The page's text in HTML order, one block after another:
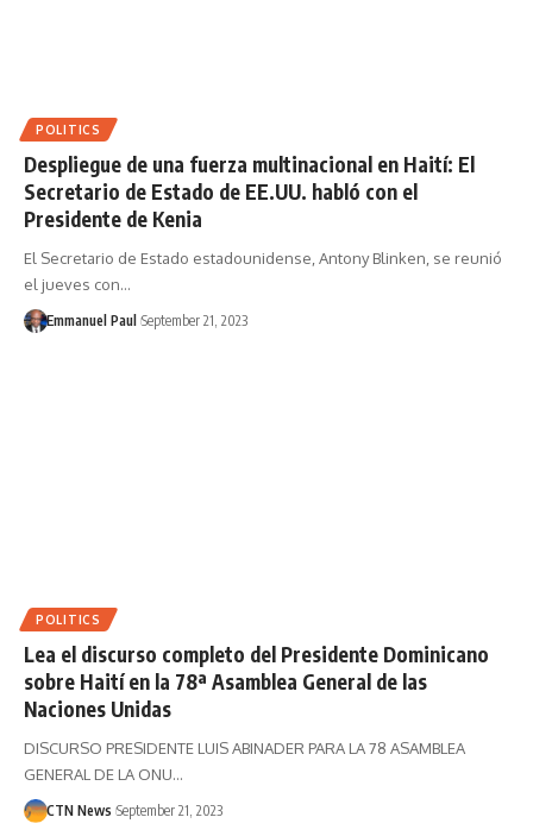
POLITICS
Despliegue de una fuerza multinacional en Haití: El
Secretario de Estado de EE.UU. habló con el
Presidente de Kenia
El Secretario de Estado estadounidense, Antony Blinken, se reunió
el jueves con…
Emmanuel Paul September 21, 2023
POLITICS
Lea el discurso completo del Presidente Dominicano
sobre Haití en la 78ª Asamblea General de las
Naciones Unidas
DISCURSO PRESIDENTE LUIS ABINADER PARA LA 78 ASAMBLEA
GENERAL DE LA ONU…
CTN News September 21, 2023